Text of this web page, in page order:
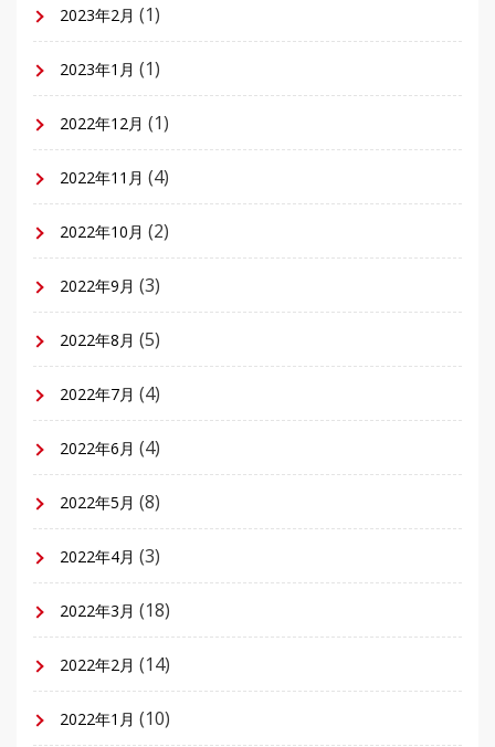
2023年2月 (1)
2023年1月 (1)
2022年12月 (1)
2022年11月 (4)
2022年10月 (2)
2022年9月 (3)
2022年8月 (5)
2022年7月 (4)
2022年6月 (4)
2022年5月 (8)
2022年4月 (3)
2022年3月 (18)
2022年2月 (14)
2022年1月 (10)